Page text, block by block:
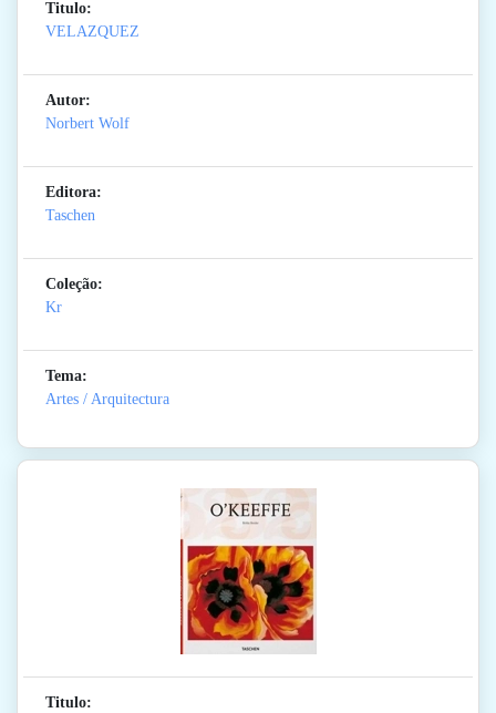
Titulo:
VELAZQUEZ
Autor:
Norbert Wolf
Editora:
Taschen
Coleção:
Kr
Tema:
Artes / Arquitectura
Titulo: